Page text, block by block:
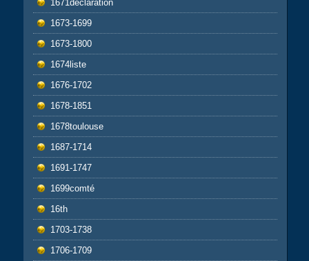
1671déclaration
1673-1699
1673-1800
1674liste
1676-1702
1678-1851
1678toulouse
1687-1714
1691-1747
1699comté
16th
1703-1738
1706-1709